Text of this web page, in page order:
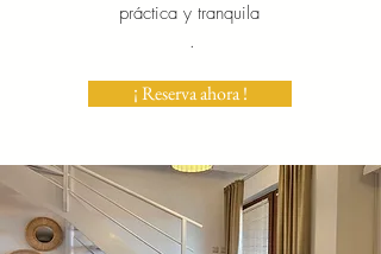
práctica y tranquila
.
¡ Reserva ahora !